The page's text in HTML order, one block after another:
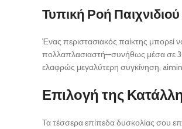
Τυπική Ροή Παιχνιδιού
Ένας περιστασιακός παίκτης μπορεί
πολλαπλασιαστή—συνήθως μέσα σε
ελαφρώς μεγαλύτερη συγκίνηση,
Επιλογή της
Τα τέσσερα επίπεδα δυσκολίας σου